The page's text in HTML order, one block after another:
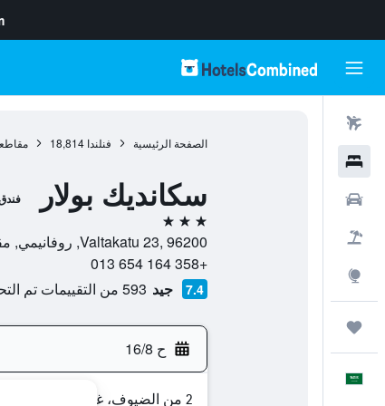
الصفحة الرئيسية فنلندا 18,814
سكانديك بولار
3 نجوم
Valtakatu 23, 96200, روفانيمي, مقاطعة لابي, فنلندا
+358 164 654 013
7.4 جيد 593 من التقييمات تم التحقق منها
ح 16/8
2 من الضيوف، غرفة واحدة